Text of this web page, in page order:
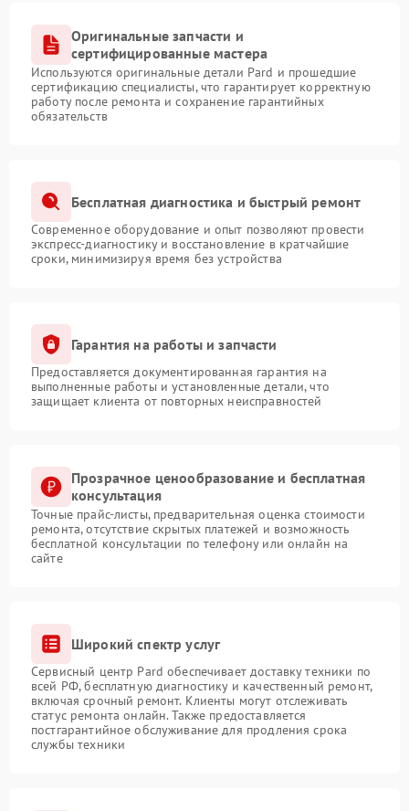
Оригинальные запчасти и
сертифицированные мастера
Используются оригинальные детали Pard и прошедшие
сертификацию специалисты, что гарантирует корректную
работу после ремонта и сохранение гарантийных
обязательств
Бесплатная диагностика и быстрый ремонт
Современное оборудование и опыт позволяют провести
экспресс-диагностику и восстановление в кратчайшие
сроки, минимизируя время без устройства
Гарантия на работы и запчасти
Предоставляется документированная гарантия на
выполненные работы и установленные детали, что
защищает клиента от повторных неисправностей
Прозрачное ценообразование и бесплатная
консультация
Точные прайс-листы, предварительная оценка стоимости
ремонта, отсутствие скрытых платежей и возможность
бесплатной консультации по телефону или онлайн на
сайте
Широкий спектр услуг
Сервисный центр Pard обеспечивает доставку техники по
всей РФ, бесплатную диагностику и качественный ремонт,
включая срочный ремонт. Клиенты могут отслеживать
статус ремонта онлайн. Также предоставляется
постгарантийное обслуживание для продления срока
службы техники